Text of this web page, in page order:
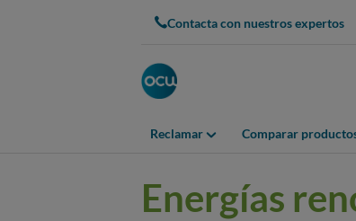
Contacta con nuestros expertos
Reclamar Comparar
Energías